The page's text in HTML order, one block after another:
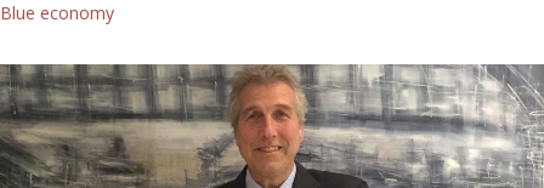
Blue economy